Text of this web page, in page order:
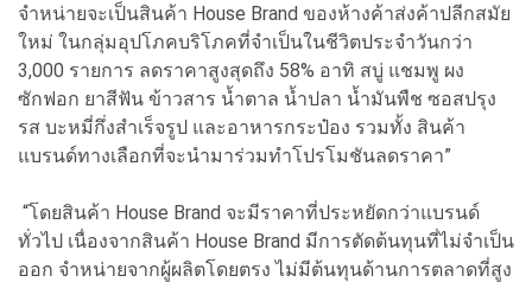
จำหน่ายจะเป็นสินค้า House Brand ของห้างค้าส่งค้าปลีกสมัย
ใหม่ ในกลุ่มอุปโภคบริโภคที่จำเป็นในชีวิตประจำวันกว่า
3,000 รายการ ลดราคาสูงสุดถึง 58% อาทิ สบู่ แชมพู ผง
ซักฟอก ยาสีฟัน ข้าวสาร น้ำตาล น้ำปลา น้ำมันพืช ซอสปรุง
รส บะหมี่กึ่งสำเร็จรูป และอาหารกระป๋อง รวมทั้ง สินค้า
แบรนด์ทางเลือกที่จะนำมาร่วมทำโปรโมชันลดราคา”
“โดยสินค้า House Brand จะมีราคาที่ประหยัดกว่าแบรนด์
ทั่วไป เนื่องจากสินค้า House Brand มีการตัดต้นทุนที่ไม่จำเป็น
ออก จำหน่ายจากผู้ผลิตโดยตรง ไม่มีต้นทุนด้านการตลาดที่สูง